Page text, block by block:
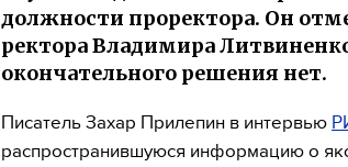
должности проректора. Он
ректора Владимира
окончательного решения нет.
Писатель Захар Прилепин в интервью
распространившуюся информацию о